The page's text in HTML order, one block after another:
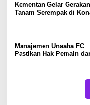
Kementan Gelar Gerakan
Tanam Serempak di
Manajemen Unaaha FC
Pastikan Hak Pemain